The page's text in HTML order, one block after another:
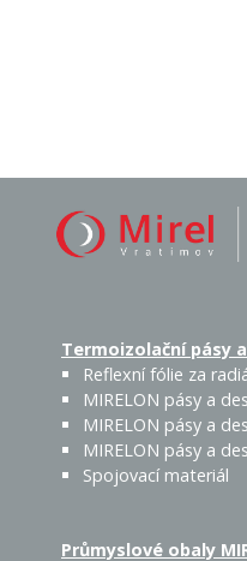
Termoizolační pásy
Reflexní fólie za
MIRELON pásy a
MIRELON pásy a
MIRELON pásy a
Spojovací materiál
Průmyslové obaly